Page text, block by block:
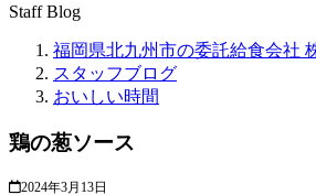
Staff Blog
福岡県北九州市の委託給食会社
スタッフブログ
おいしい時間
鶏の葱ソース
2024年3月13日